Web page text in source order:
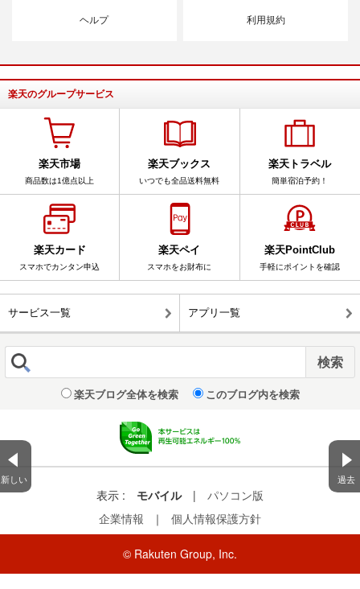
新しい 過去
ヘルプ 利用規約
楽天のグループサービス
楽天市場
商品数は1億点以上
楽天ブックス
いつでも全品送料無料
楽天トラベル
簡単宿泊予約！
楽天カード
スマホでカンタン申込
楽天ペイ
スマホをお財布に
楽天PointClub
手軽にポイントを確認
サービス一覧 アプリ一覧
楽天ブログ全体を検索 このブログ内を検索
表示 : モバイル |
パソコン版
企業情報
｜ 個人情報保護方針
© Rakuten Group, Inc.